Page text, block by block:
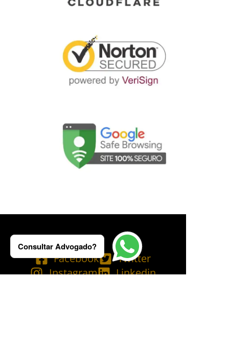
Facebook
Twitter
Instagram
Linkedin
Consultar Advogado?